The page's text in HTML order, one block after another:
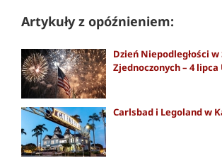
Artykuły z opóźnieniem:
Dzień Niepodległości w
Zjednoczonych – 4 lipca
Carlsbad i Legoland w